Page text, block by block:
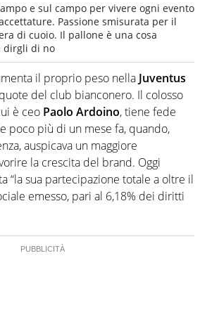
e sul campo per vivere ogni evento
Passione smisurata per il
di cuoio. Il pallone è una cosa
dirgli di no
il proprio peso nella Juventus
del club bianconero. Il colosso
è ceo Paolo Ardoino, tiene fede
poco più di un mese fa, quando,
auspicava un maggiore
la crescita del brand. Oggi
“la sua partecipazione totale a oltre il
emesso, pari al 6,18% dei diritti